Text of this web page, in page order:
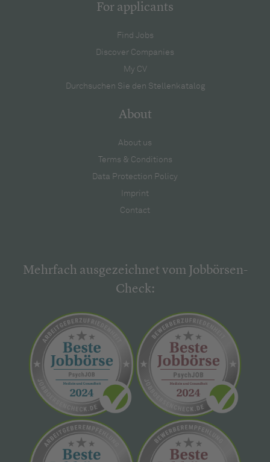
For applicants
Find Jobs
Discover Companies
My CV
Durchsuchen Sie den Stellenkatalog
About
About us
Terms & Conditions
Data Protection Policy
Imprint
Contact
Mehrfach ausgezeichnet vom Jobbörsen-
Check: